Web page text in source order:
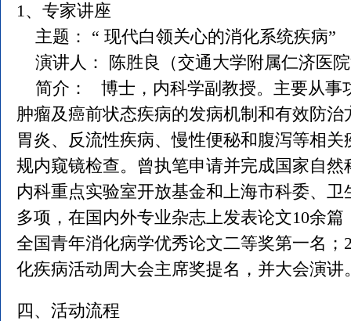
1、专家讲座
主题： “ 现代白领关心的消化系统疾病”
演讲人： 陈胜良（交通大学附属仁济医
简介： 博士，内科学副教授。主要从事
肿瘤及癌前状态疾病的发病机制和有效防
胃炎、反流性疾病、慢性便秘和腹泻等相
规内窥镜检查。曾执笔申请并完成国家自
内科重点实验室开放基金和上海市科委、
多项，在国内外专业杂志上发表论文10余
全国青年消化病学优秀论文二等奖第一名；
化疾病活动周大会主席奖提名，并大会演讲
四、活动流程